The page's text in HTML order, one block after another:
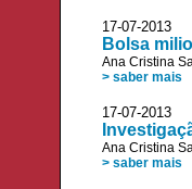
17-07-2013
Bolsa
Ana Cristina
> saber mais
17-07-2013
Ana Cristina
> saber mais